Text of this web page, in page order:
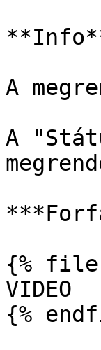
A
A
{% file
VIDEO
{%